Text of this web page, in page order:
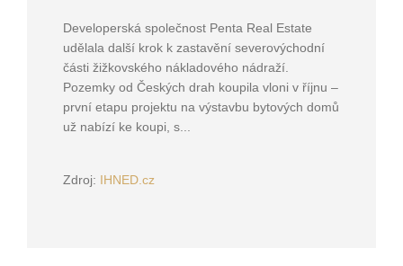
Developerská společnost Penta Real Estate
udělala další krok k zastavění severovýchodní
části žižkovského nákladového nádraží.
Pozemky od Českých drah koupila vloni v říjnu –
první etapu projektu na výstavbu bytových domů
už nabízí ke koupi, s...
Zdroj: IHNED.cz